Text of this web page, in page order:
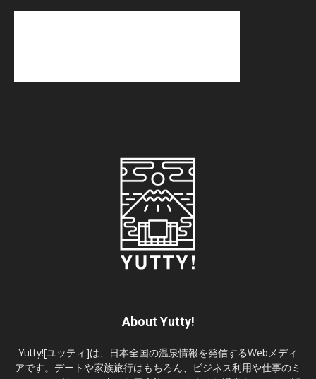
About Yutty!
Yutty![ユッティ]は、日本全国の温泉情報を発信するWebメディ
アです。デートや家族旅行はもちろん、ビジネス利用や仕事のミ